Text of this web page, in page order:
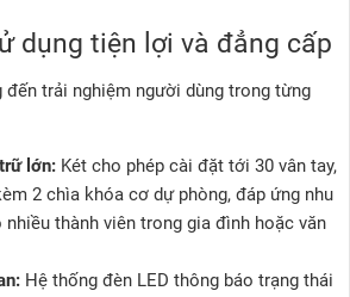
dụng tiện lợi và đẳng cấp
đến trải nghiệm người dùng trong từng
lớn: Két cho phép cài đặt tới 30 vân tay,
2 chìa khóa cơ dự phòng, đáp ứng nhu
nhiều thành viên trong gia đình hoặc văn
Hệ thống đèn LED thông báo trạng thái